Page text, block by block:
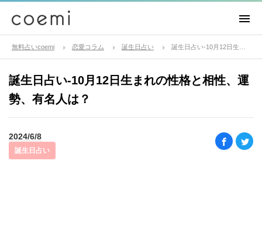
無料占いcoemi 恋愛コラム 誕生日占い
誕生日占い-10月12日生まれの性格と相性、運
勢、有名人は？
2024/6/8
誕生日占い